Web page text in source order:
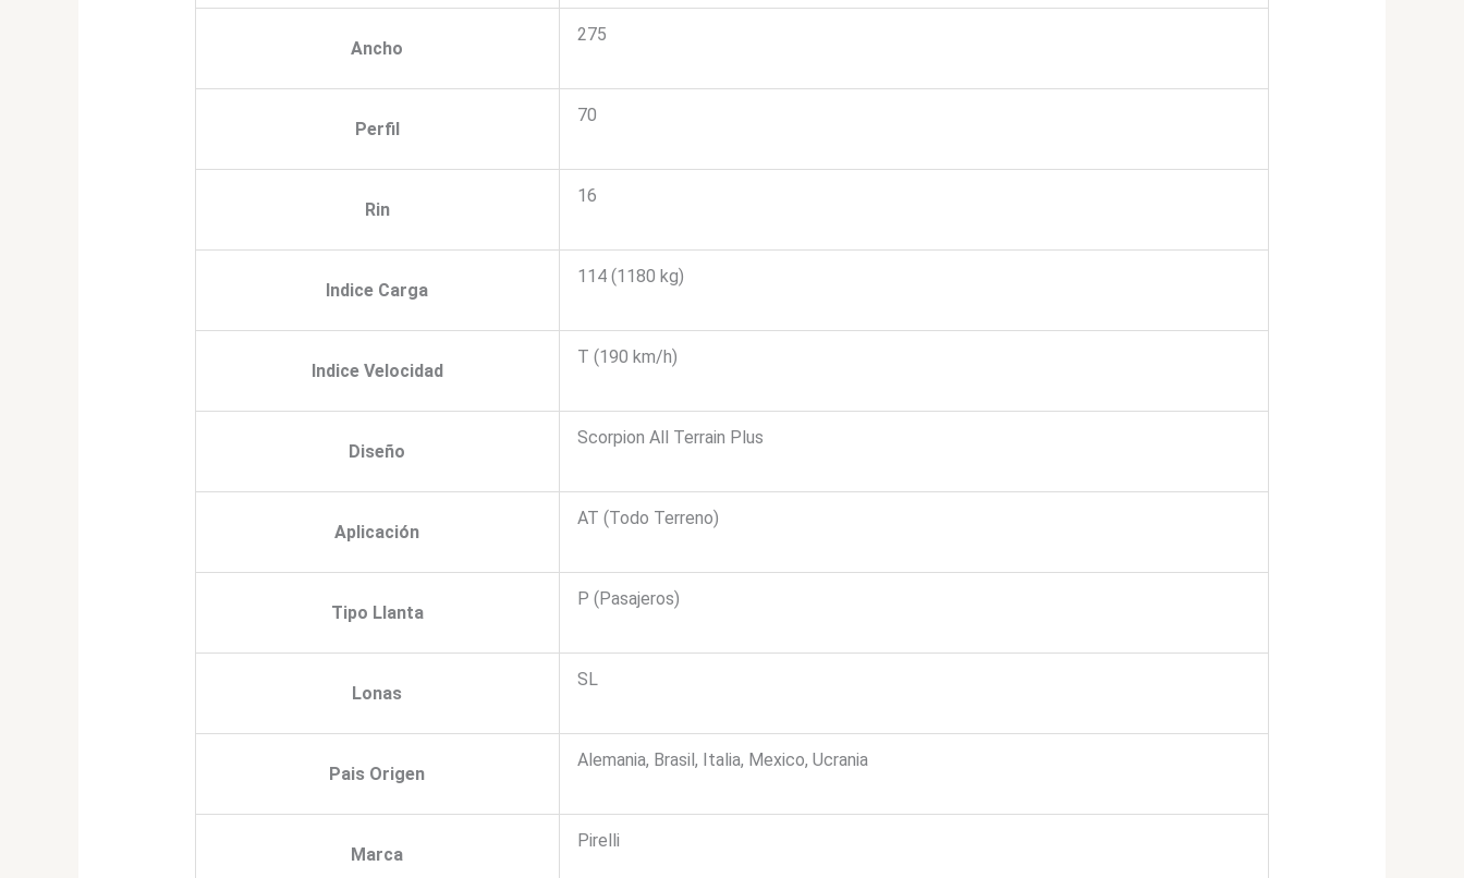
Ancho
275
Perfil
70
Rin
16
Indice Carga
114 (1180 kg)
Indice Velocidad
T (190 km/h)
Diseño
Scorpion All Terrain Plus
Aplicación
AT (Todo Terreno)
Tipo Llanta
P (Pasajeros)
Lonas
SL
Pais Origen
Alemania, Brasil, Italia, Mexico, Ucrania
Marca
Pirelli